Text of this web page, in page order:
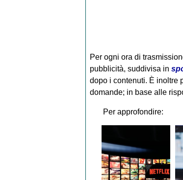
Per ogni ora di
pubblicità, suddivisa in
dopo i contenuti. È inoltre
domande; in base alle
Per approfondire: